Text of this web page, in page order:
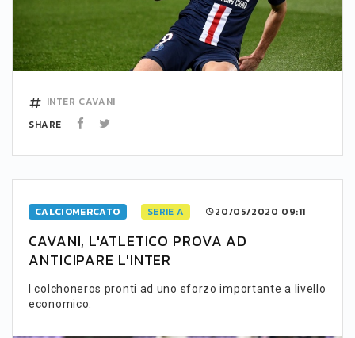
INTER CAVANI
SHARE
CALCIOMERCATO SERIE A 20/05/2020 09:11
CAVANI, L'ATLETICO PROVA AD
ANTICIPARE L'INTER
I colchoneros pronti ad uno sforzo importante a livello
economico.